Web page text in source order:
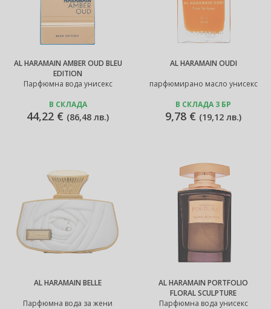
AL HARAMAIN AMBER OUD BLEU
EDITION
Парфюмна вода унисекс
В СКЛАДА
44,22 € (86,48 лв.)
AL HARAMAIN OUDI
парфюмирано масло унисекс
В СКЛАДА 3 БР
9,78 € (19,12 лв.)
AL HARAMAIN BELLE
Парфюмна вода за жени
AL HARAMAIN PORTFOLIO
FLORAL SCULPTURE
Парфюмна вода унисекс